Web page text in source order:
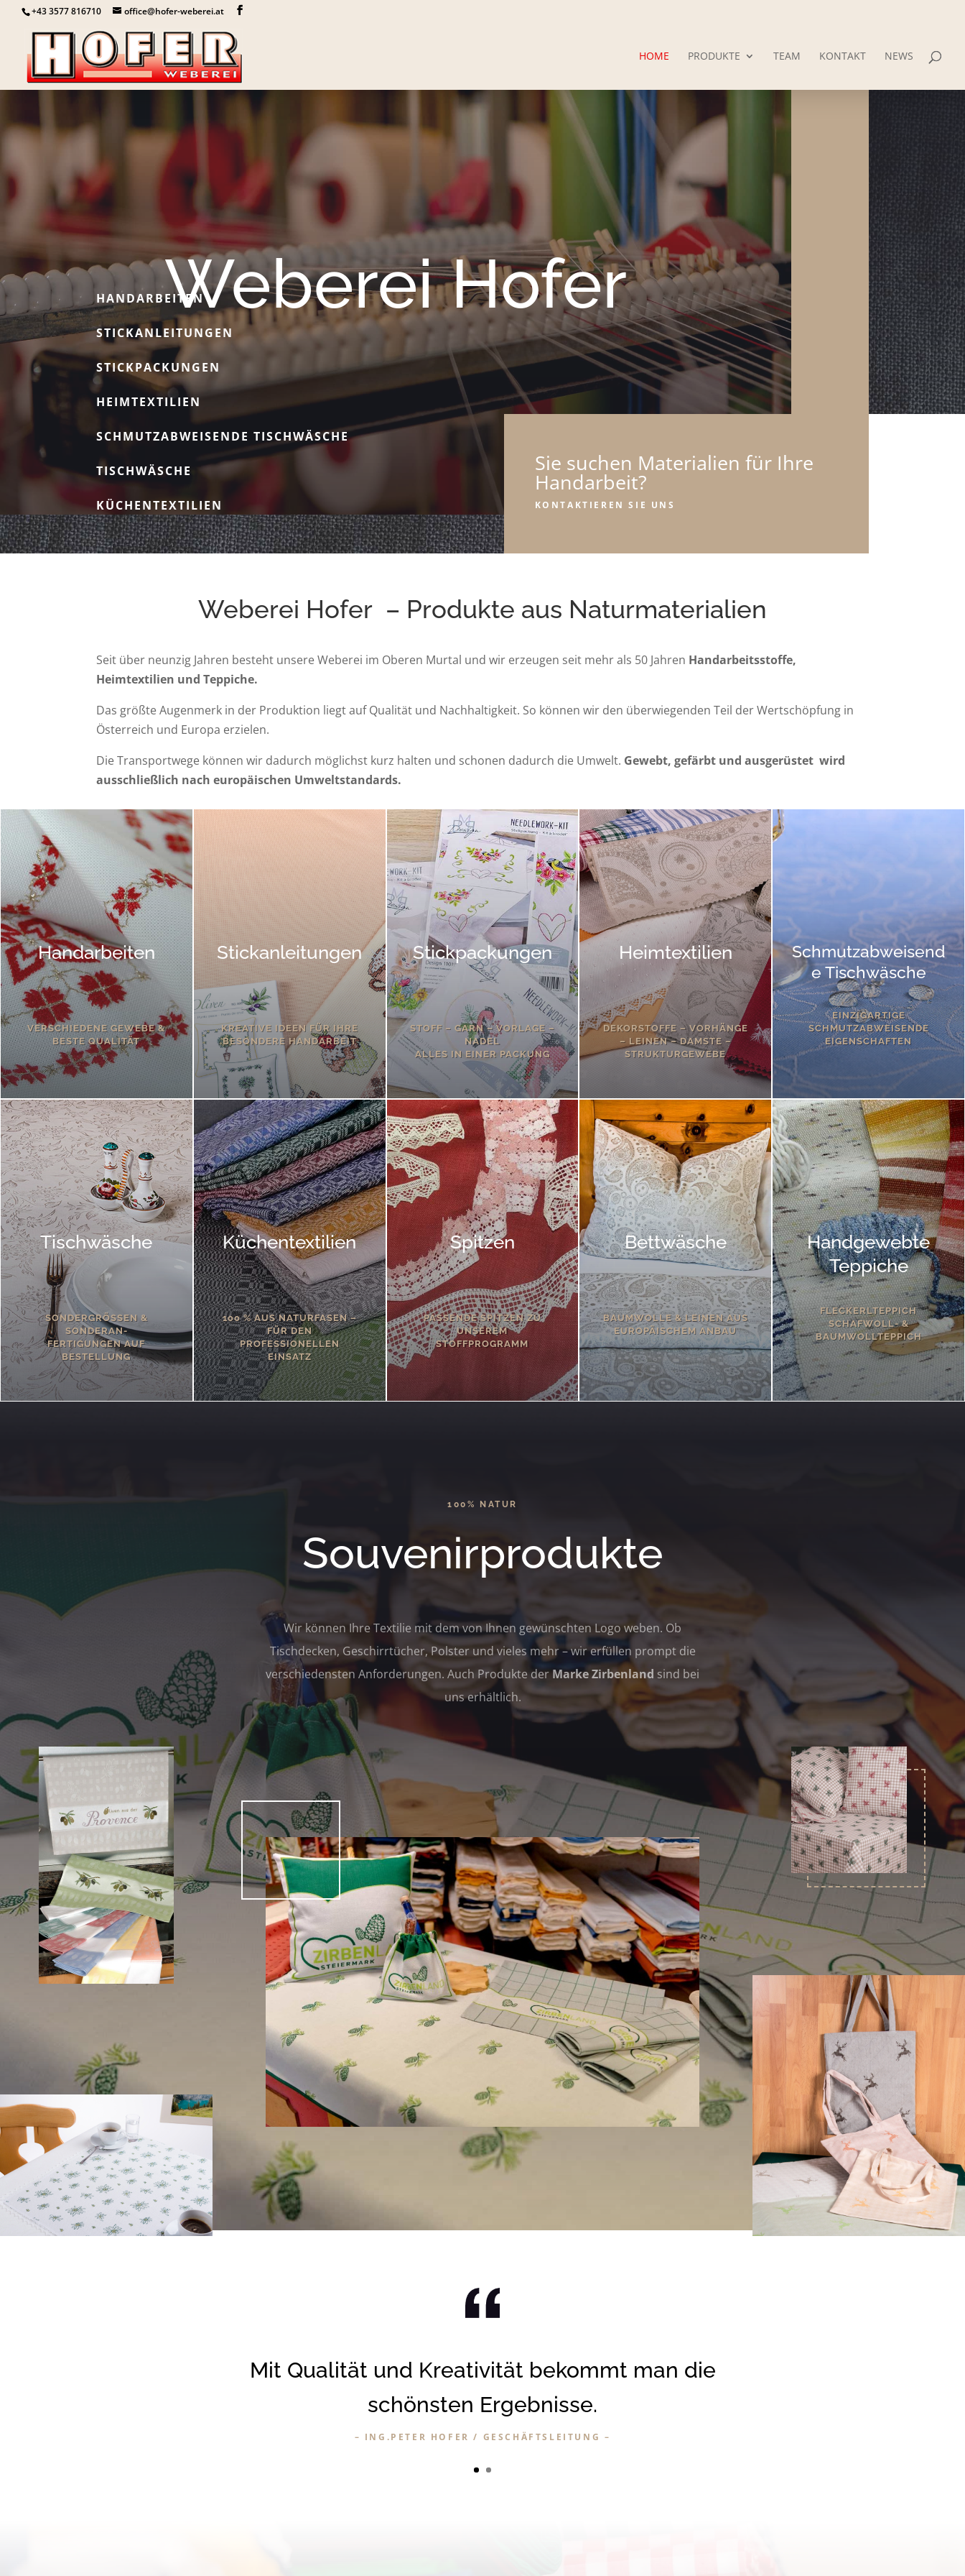
+43 3577 816710 office@hofer-weberei.at
HOME PRODUKTE TEAM KONTAKT NEWS
Weberei Hofer
HANDARBEITEN
STICKANLEITUNGEN
STICKPACKUNGEN
HEIMTEXTILIEN
SCHMUTZABWEISENDE TISCHWÄSCHE
TISCHWÄSCHE
KÜCHENTEXTILIEN
Sie suchen Materialien für Ihre
Handarbeit?
KONTAKTIEREN SIE UNS
Weberei Hofer – Produkte aus Naturmaterialien
Seit über neunzig Jahren besteht unsere Weberei im Oberen Murtal und wir erzeugen seit mehr als 50 Jahren Handarbeitsstoffe,
Heimtextilien und Teppiche.
Das größte Augenmerk in der Produktion liegt auf Qualität und Nachhaltigkeit. So können wir den überwiegenden Teil der Wertschöpfung in
Österreich und Europa erzielen.
Die Transportwege können wir dadurch möglichst kurz halten und schonen dadurch die Umwelt. Gewebt, gefärbt und ausgerüstet wird
ausschließlich nach europäischen Umweltstandards.
Handarbeiten
VERSCHIEDENE GEWEBE &
BESTE QUALITÄT
Stickanleitungen
KREATIVE IDEEN FÜR IHRE
BESONDERE HANDARBEIT
Stickpackungen
STOFF – GARN – VORLAGE –
NADEL
ALLES IN EINER PACKUNG
Heimtextilien
DEKORSTOFFE – VORHÄNGE
– LEINEN – DAMSTE –
STRUKTURGEWEBE
Schmutzabweisend
e Tischwäsche
EINZIGARTIGE
SCHMUTZABWEISENDE
EIGENSCHAFTEN
Tischwäsche
SONDERGRÖSSEN &
SONDERAN-
FERTIGUNGEN AUF
BESTELLUNG
Küchentextilien
100 % AUS NATURFASEN –
FÜR DEN
PROFESSIONELLEN
EINSATZ
Spitzen
PASSENDE SPITZEN ZU
UNSEREM
STOFFPROGRAMM
Bettwäsche
BAUMWOLLE & LEINEN AUS
EUROPÄISCHEM ANBAU
Handgewebte
Teppiche
FLECKERLTEPPICH
SCHAFWOLL- &
BAUMWOLLTEPPICH
100% NATUR
Souvenirprodukte
Wir können Ihre Textilie mit dem von Ihnen gewünschten Logo weben. Ob
Tischdecken, Geschirrtücher, Polster und vieles mehr – wir erfüllen prompt die
verschiedensten Anforderungen. Auch Produkte derMarke Zirbenland sind bei
uns erhältlich.
Handarbeiten bedeutet kreativ zu sein und mit den
Händen etwas zu schaffen, auf das man stolz sein kann.